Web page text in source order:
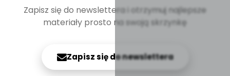
Zapisz się do newslettera i otrzymuj najlepsze
materiały prosto na swoją skrzynkę
Zapisz się do newslettera